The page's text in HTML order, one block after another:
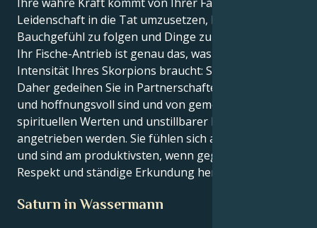
Leidenschaft in die Tat umzusetzen, Ihrem
Bauchgefühl zu folgen und Dinge zu verwirklichen.
Ihr Fische-Antrieb ist genau das, was die unstillbare
Intensität Ihres Skorpions braucht: Sinn und Erdung.
Daher gedeihen Sie in Partnerschaften, die expansiv
und hoffnungsvoll sind und von gemeinsamen
spirituellen Werten und unstillbarer Leidenschaft
angetrieben werden. Sie fühlen sich am wohlsten
und sind am produktivsten, wenn gegenseitiger
Respekt und ständige Erkundung herrschen.
Saturn in Wassermann